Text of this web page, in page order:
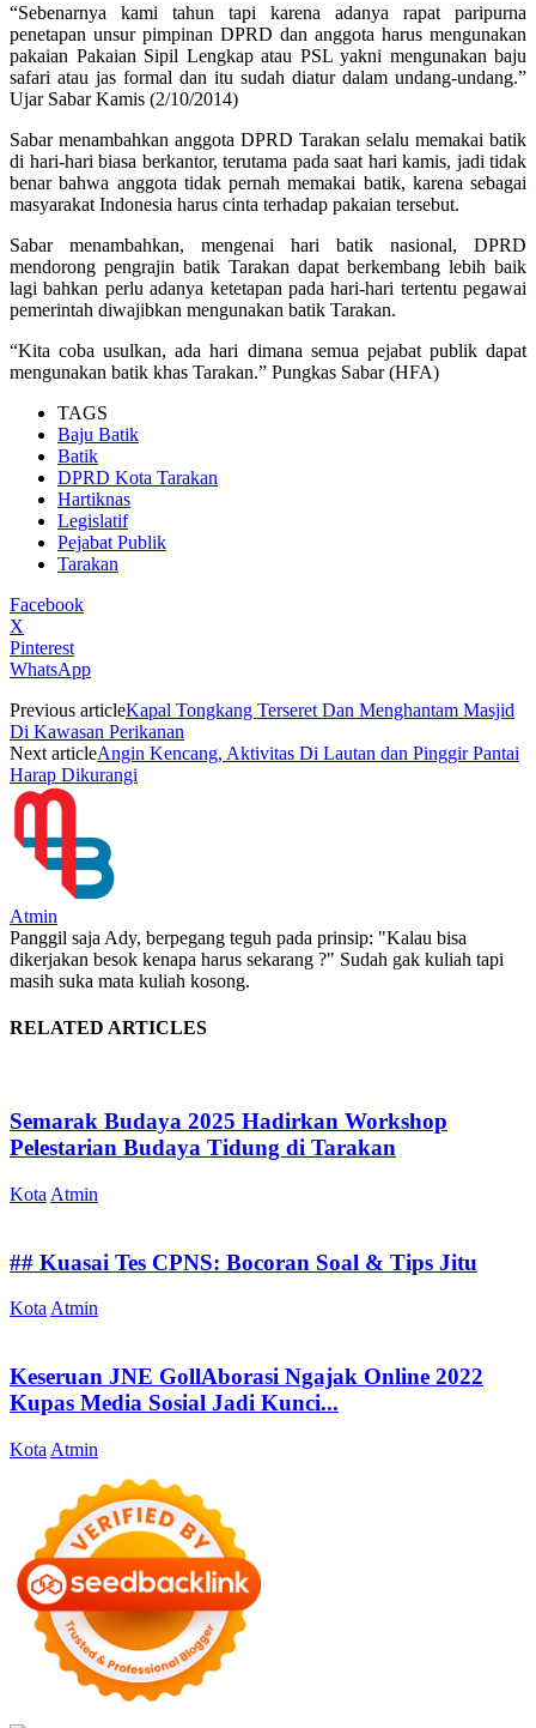
“Sebenarnya kami tahun tapi karena adanya rapat paripurna
penetapan unsur pimpinan DPRD dan anggota harus mengunakan
pakaian Pakaian Sipil Lengkap atau PSL yakni mengunakan baju
safari atau jas formal dan itu sudah diatur dalam undang-undang.”
Ujar Sabar Kamis (2/10/2014)
Sabar menambahkan anggota DPRD Tarakan selalu memakai batik
di hari-hari biasa berkantor, terutama pada saat hari kamis, jadi tidak
benar bahwa anggota tidak pernah memakai batik, karena sebagai
masyarakat Indonesia harus cinta terhadap pakaian tersebut.
Sabar menambahkan, mengenai hari batik nasional, DPRD
mendorong pengrajin batik Tarakan dapat berkembang lebih baik
lagi bahkan perlu adanya ketetapan pada hari-hari tertentu pegawai
pemerintah diwajibkan mengunakan batik Tarakan.
“Kita coba usulkan, ada hari dimana semua pejabat publik dapat
mengunakan batik khas Tarakan.” Pungkas Sabar (HFA)
TAGS
Baju Batik
Batik
DPRD Kota Tarakan
Hartiknas
Legislatif
Pejabat Publik
Tarakan
Facebook
X
Pinterest
WhatsApp
Previous articleKapal Tongkang Terseret Dan Menghantam Masjid
Di Kawasan Perikanan
Next articleAngin Kencang, Aktivitas Di Lautan dan Pinggir Pantai
Harap Dikurangi
Atmin
Panggil saja Ady, berpegang teguh pada prinsip: "Kalau bisa
dikerjakan besok kenapa harus sekarang ?" Sudah gak kuliah tapi
masih suka mata kuliah kosong.
RELATED ARTICLES
Semarak Budaya 2025 Hadirkan Workshop
Pelestarian Budaya Tidung di Tarakan
Kota Atmin
## Kuasai Tes CPNS: Bocoran Soal & Tips Jitu
Kota Atmin
Keseruan JNE GollAborasi Ngajak Online 2022
Kupas Media Sosial Jadi Kunci...
Kota Atmin